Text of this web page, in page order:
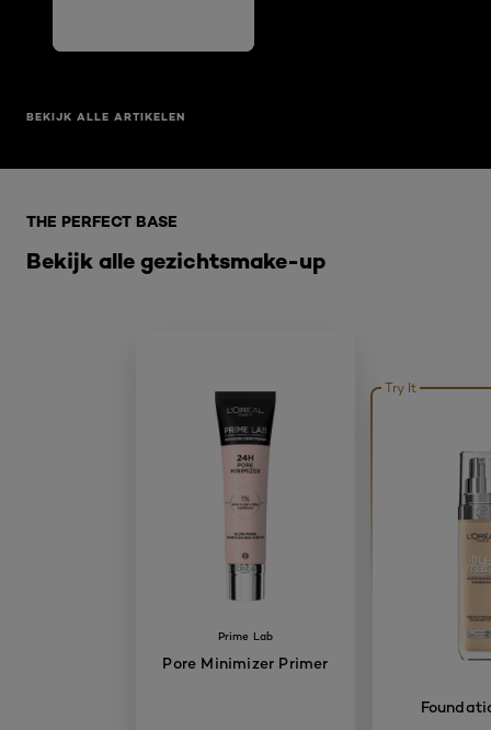
BEKIJK ALLE ARTIKELEN
Bekijk alle gezichtsmake-up
THE PERFECT BASE
Prime Lab
Pore Minimizer Primer
Try It